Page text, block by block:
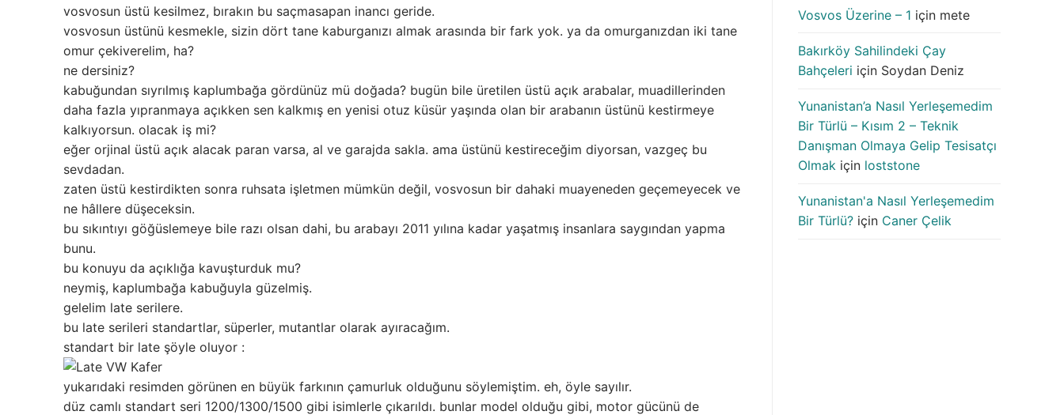
vosvosun üstü kesilmez, bırakın bu saçmasapan inancı geride.
vosvosun üstünü kesmekle, sizin dört tane kaburganızı almak arasında bir fark yok. ya da omurganızdan iki tane
omur çekiverelim, ha?
ne dersiniz?
kabuğundan sıyrılmış kaplumbağa gördünüz mü doğada? bugün bile üretilen üstü açık arabalar, muadillerinden
daha fazla yıpranmaya açıkken sen kalkmış en yenisi otuz küsür yaşında olan bir arabanın üstünü kestirmeye
kalkıyorsun. olacak iş mi?
eğer orjinal üstü açık alacak paran varsa, al ve garajda sakla. ama üstünü kestireceğim diyorsan, vazgeç bu
sevdadan.
zaten üstü kestirdikten sonra ruhsata işletmen mümkün değil, vosvosun bir dahaki muayeneden geçemeyecek ve
ne hâllere düşeceksin.
bu sıkıntıyı göğüslemeye bile razı olsan dahi, bu arabayı 2011 yılına kadar yaşatmış insanlara saygından yapma
bunu.
bu konuyu da açıklığa kavuşturduk mu?
neymiş, kaplumbağa kabuğuyla güzelmiş.
gelelim late serilere.
bu late serileri standartlar, süperler, mutantlar olarak ayıracağım.
standart bir late şöyle oluyor :
yukarıdaki resimden görünen en büyük farkının çamurluk olduğunu söylemiştim. eh, öyle sayılır.
düz camlı standart seri 1200/1300/1500 gibi isimlerle çıkarıldı. bunlar model olduğu gibi, motor gücünü de
Vosvos Üzerine – 1 için mete
Bakırköy Sahilindeki Çay
Bahçeleri için Soydan Deniz
Yunanistan’a Nasıl Yerleşemedim
Bir Türlü – Kısım 2 – Teknik
Danışman Olmaya Gelip Tesisatçı
Olmak için loststone
Yunanistan'a Nasıl Yerleşemedim
Bir Türlü? için Caner Çelik